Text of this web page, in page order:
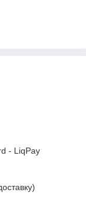
- LiqPay